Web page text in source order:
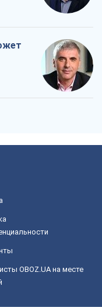
OBOZ.UA на месте